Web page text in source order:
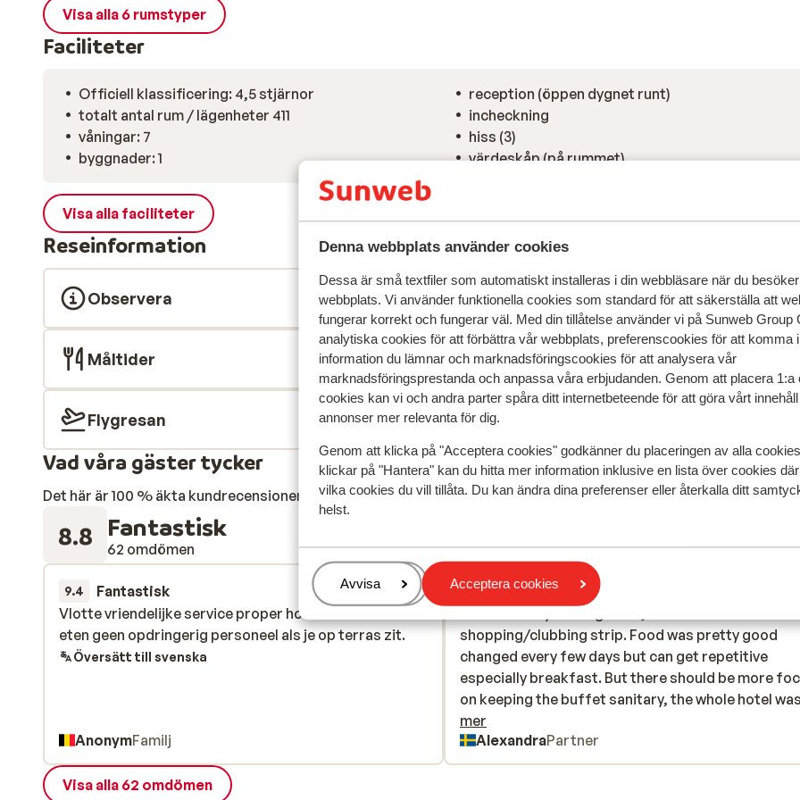
Denna webbplats använder cookies
Dessa är små textfiler som automatiskt installeras i din webbläsare när du
webbplats. Vi använder funktionella cookies som standard för att säkerställa att
fungerar korrekt och fungerar väl. Med din tillåtelse använder vi på Sunweb Group
analytiska cookies för att förbättra vår webbplats, preferenscookies för att komma
information du lämnar och marknadsföringscookies för att analysera vår
marknadsföringsprestanda och anpassa våra erbjudanden. Genom att placera 1:a
cookies kan vi och andra parter spåra ditt internetbeteende för att göra vårt
annonser mer relevanta för dig.
Genom att klicka på "Acceptera cookies" godkänner du placeringen av alla
klickar på "Hantera" kan du hitta mer information inklusive en lista över cookies
vilka cookies du vill tillåta. Du kan ändra dina preferenser eller återkalla ditt
helst.
Hantera
Avvisa Acceptera cookies
Visa alla 6 rumstyper
Faciliteter
Officiell klassificering: 4,5 stjärnor
totalt antal rum / lägenheter 411
våningar: 7
byggnader: 1
reception (öppen dygnet runt)
incheckning
hiss (3)
värdeskåp (på rummet)
Visa alla faciliteter
Reseinformation
Observera
Måltider
Flygresan
Vad våra gäster tycker
Det här är 100 % äkta kundrecensioner som verkligen speglar deras upplevelser av vår produkt.Mer om
8.8 Fantastisk
62 omdömen Mest bokad av
9.4 Fantastisk
för 2 veckor sedan
Vlotte vriendelijke service proper hotel variatie in het
eten geen opdringerig personeel als je op terras zit.
Vlotte vriendelijke service proper hotel variatie in het
eten geen opdringerig personeel als je op terras zit.
Översätt till svenska
AnonymFamilj
8.1 Fantastisk
shopping/clubbing strip. Food was pretty good
changed every few days but can get repetitive
especially breakfast. But there should be more
on keeping the buffet sanitary, the whole hotel was
sick within a week of us being there and it ruined the
holiday. The ground pool is lovely equal amount of
and shallow, no rush to get pool loungers but can
shopping/clubbing strip. Food was pretty good
changed every few days but can get repetitive
especially breakfast. But there should be more
on keeping the buffet sanitary, the whole hotel
mer
AlexandraPartner
Visa alla 62 omdömen